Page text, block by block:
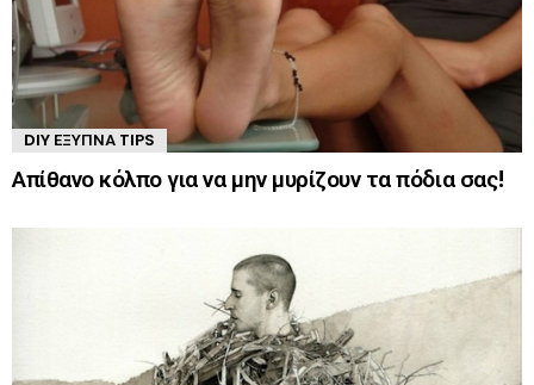
DIY ΈΞΥΠΝΑ TIPS
Απίθανο κόλπο για να μην μυρίζουν τα πόδια σας!